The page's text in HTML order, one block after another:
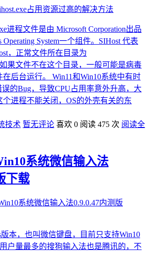
进程文件是由 Microsoft Corporation出品
Operating System一个组件。SIHost 代表
，正常文件所在目录为
如果文件不在这个目录，一般可能是病毒
后台运行。 Win11和Win10系统中有时
误的Bug，导致CPU占用率意外升高，大
进程不能关闭，OS的外壳有关的东
技术 暂无评论 喜欢 0 阅读 475 次 阅读全
系统微信输入法
下载
本，也叫微信键盘，目前只支持Win10
户量最多的搜狗输入法也是腾讯的，不